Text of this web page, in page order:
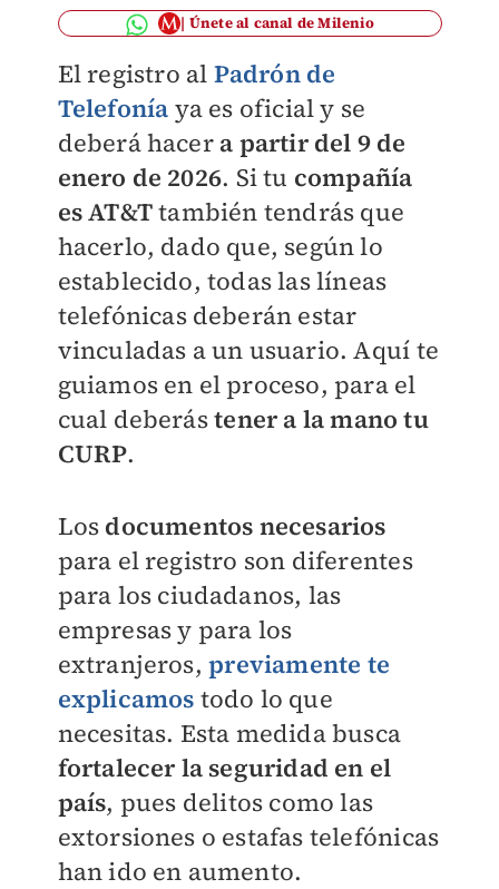
Únete al canal de Milenio
El registro al Padrón de
Telefonía ya es oficial y se
deberá hacera partir del 9 de
enero de 2026. Si tu compañía
es AT&Ttambién tendrás que
hacerlo, dado que, según lo
establecido, todas las líneas
telefónicas deberán estar
vinculadas a un usuario. Aquí te
guiamos en el proceso, para el
cual deberástener a la mano tu
CURP.
Los documentos necesarios
para el registro son diferentes
para los ciudadanos, las
empresas y para los
extranjeros,previamente te
explicamos todo lo que
necesitas. Esta medida busca
fortalecer la seguridad en el
país, pues delitos como las
extorsiones o estafas telefónicas
han ido en aumento.